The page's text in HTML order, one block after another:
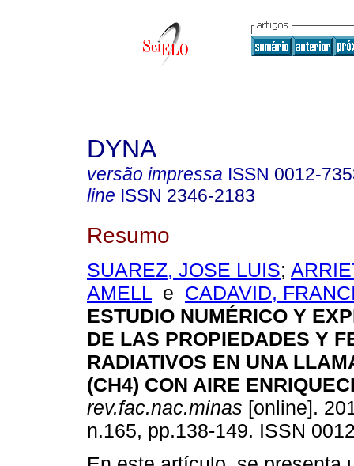
DYNA
versão impressa ISSN 0012-
line ISSN 2346-2183
Resumo
SUAREZ, JOSE LUIS;
AMELL e CADAVID,
ESTUDIO NUMÉRICO Y
DE LAS PROPIEDADES Y
RADIATIVOS EN UNA
(CH4) CON AIRE
rev.fac.nac.minas [online].
n.165, pp.138-149. ISSN